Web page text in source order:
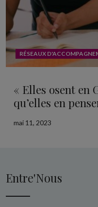
RÉSEAUX
« Elles osent en
qu’elles en
mai 11, 2023
Entre'Nous